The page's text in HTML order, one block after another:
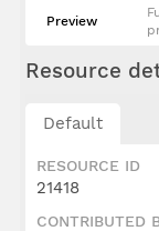
Preview
Resource
Default
RESOURCE ID
21418
CONTRIBUTED